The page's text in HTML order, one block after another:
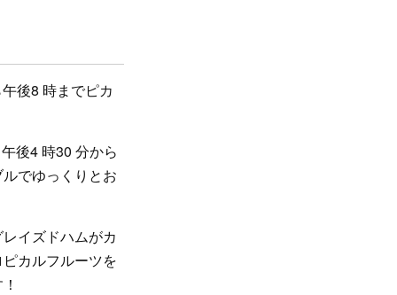
後8 時までピカ
後4 時30 分から
でゆっくりとお
イズドハムがカ
カルフルーツを